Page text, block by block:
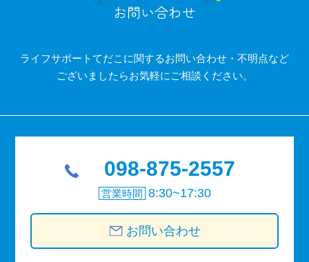
お問い合わせ
ライフサポートてだこに関するお問い合わせ・不明点など
ございましたらお気軽にご相談ください。
098-875-2557
営業時間 8:30~17:30
お問い合わせ